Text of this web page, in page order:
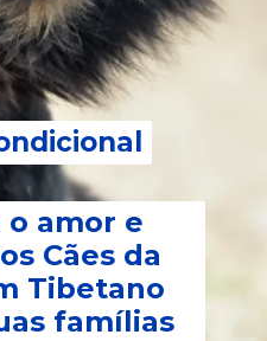
o amor e
Cães da
Tibetano
famílias